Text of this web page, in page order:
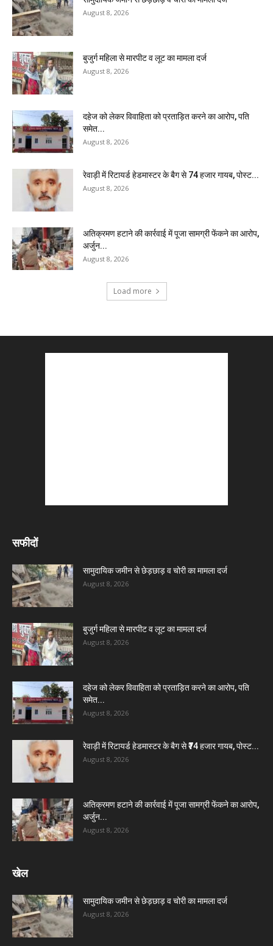
August 8, 2026
बुजुर्ग महिला से मारपीट व लूट का मामला दर्ज
August 8, 2026
दहेज को लेकर विवाहिता को प्रताड़ित करने का आरोप, पति
समेत...
August 8, 2026
रेवाड़ी में रिटायर्ड हेडमास्टर के बैग से ₹74 हजार गायब, पोस्ट...
August 8, 2026
अतिक्रमण हटाने की कार्रवाई में पूजा सामग्री फेंकने का आरोप,
अर्जुन...
August 8, 2026
Load more
सफीदों
सामुदायिक जमीन से छेड़छाड़ व चोरी का मामला दर्ज
August 8, 2026
बुजुर्ग महिला से मारपीट व लूट का मामला दर्ज
August 8, 2026
दहेज को लेकर विवाहिता को प्रताड़ित करने का आरोप, पति
समेत...
August 8, 2026
रेवाड़ी में रिटायर्ड हेडमास्टर के बैग से ₹74 हजार गायब, पोस्ट...
August 8, 2026
अतिक्रमण हटाने की कार्रवाई में पूजा सामग्री फेंकने का आरोप,
अर्जुन...
August 8, 2026
खेल
सामुदायिक जमीन से छेड़छाड़ व चोरी का मामला दर्ज
August 8, 2026